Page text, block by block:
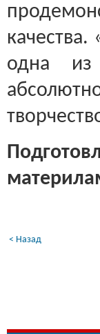
одна из
< Назад